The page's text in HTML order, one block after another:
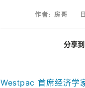
作者: 房哥 日
分享到
Westpac 首席经济学